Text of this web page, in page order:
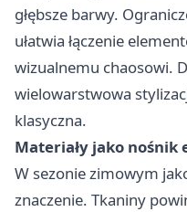
głębsze barwy.
ułatwia łączenie
wizualnemu chaosowi.
wielowarstwowa
klasyczna.
Materiały jako nośnik
W sezonie zimowym
znaczenie. Tkaniny